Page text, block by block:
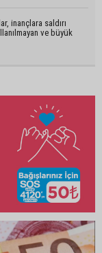
inançlara saldırı
ve büyük